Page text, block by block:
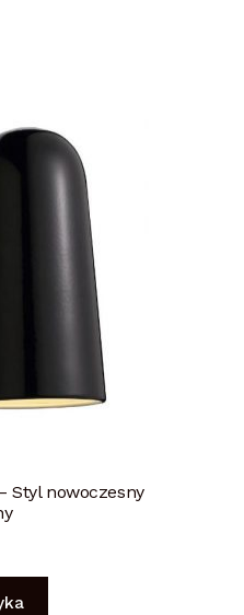
Styl nowoczesny